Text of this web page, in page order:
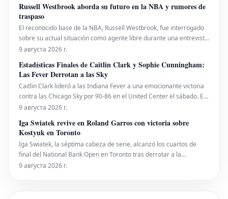
ha generado una apelación por part
Russell Westbrook aborda su futuro en la NBA y rumores de
traspaso
El reconocido base de la NBA, Russell Westbrook, fue interrogado
sobre su actual situación como agente libre durante una entrevista
concedida a Elex Michaelson de CNN. La conversación, que se
diversos aspectos de su trabajo comunitar
9 августа 2026 г.
Estadísticas Finales de Caitlin Clark y Sophie Cunningham:
Las Fever Derrotan a las Sky
Caitlin Clark lideró a las Indiana Fever a una emocionante victoria
contra las Chicago Sky por 90-86 en el United Center el sábado. El
desempeño de Clark, que incluyó un doble-doble, fue fundamental
9 августа 2026 г.
Iga Swiatek revive en Roland Garros con victoria sobre
Kostyuk en Toronto
Iga Swiatek, la séptima cabeza de serie, alcanzó los cuartos de
final del National Bank Open en Toronto tras derrotar a la
ucraniana Marta Kostyuk, décima preclasificada, por 3-6, 6-1, 6-2 el
9 августа 2026 г.